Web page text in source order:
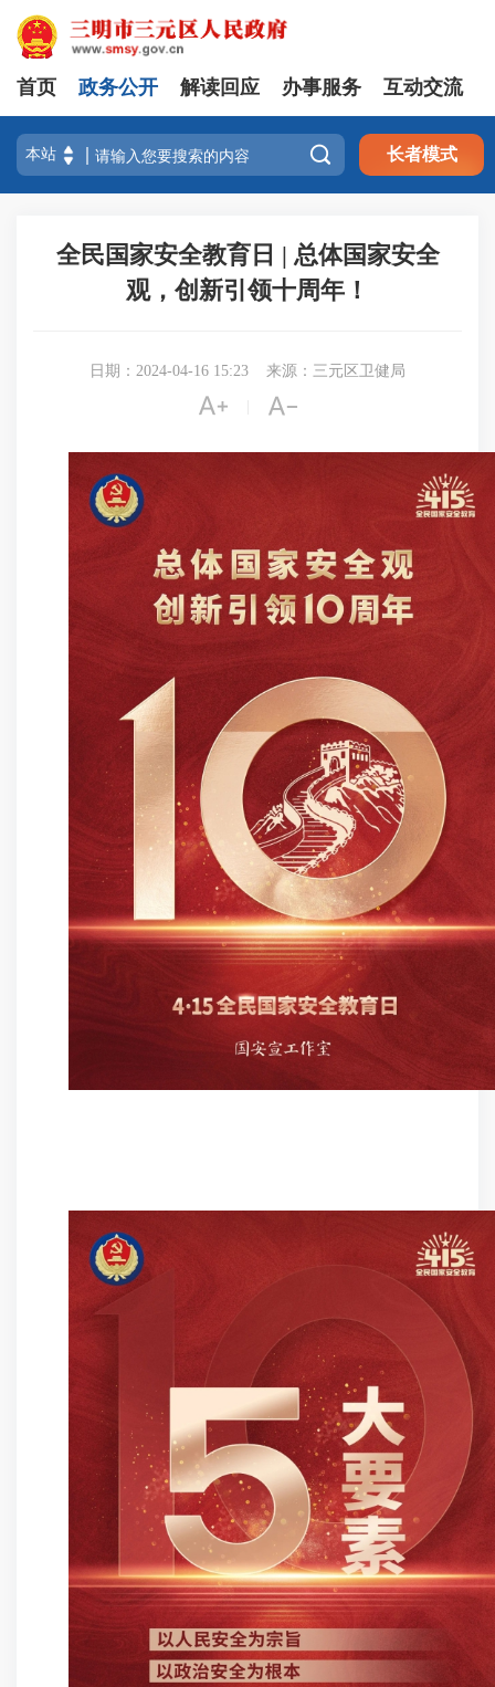
首页 政务公开 解读回应 办事服务 互动交流
 长者模式
全民国家安全教育日 | 总体国家安全
观，创新引领十周年！
日期：2024-04-16 15:23 来源：三元区卫健局
 